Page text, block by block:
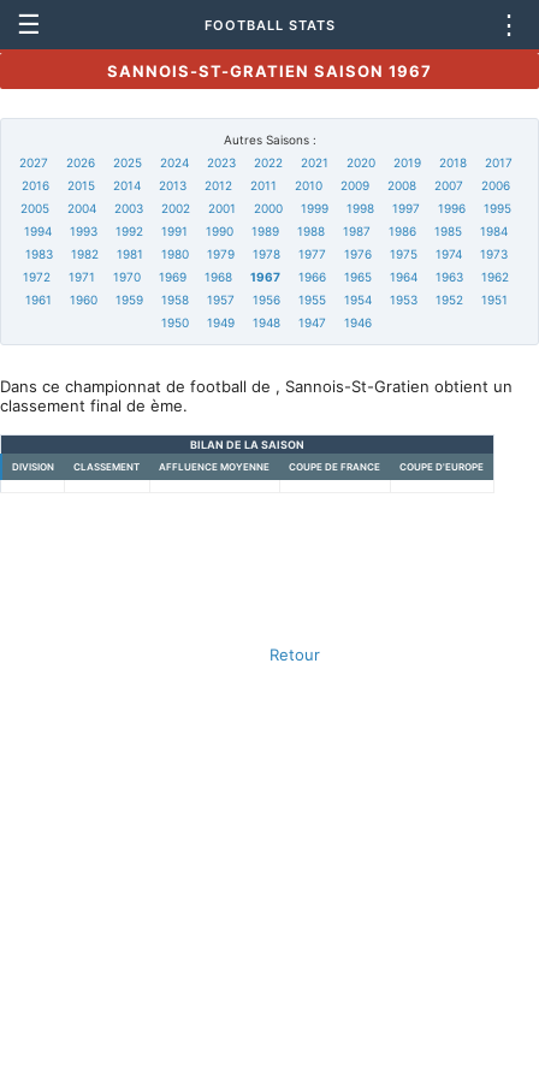
☰ FOOTBALL STATS ⋮
SANNOIS-ST-GRATIEN SAISON 1967
Autres Saisons :
2027
2026 2025 2024 2023 2022 2021 2020 2019 2018
2017
2016
2015 2014 2013 2012 2011 2010 2009 2008 2007
2006
2005
2004 2003 2002 2001 2000 1999 1998 1997 1996
1995
1994
1993 1992 1991 1990 1989 1988 1987 1986 1985
1984
1983
1982 1981 1980 1979 1978 1977 1976 1975 1974
1973
1972
1971 1970 1969 1968 1967 1966 1965 1964 1963
1962
1961
1960 1959 1958 1957 1956 1955 1954 1953 1952
1951
1950
1949 1948 1947 1946
Dans ce championnat de football de , Sannois-St-Gratien obtient un
classement final de ème.
BILAN DE LA SAISON
DIVISION CLASSEMENT AFFLUENCE MOYENNE COUPE DE FRANCE COUPE D'EUROPE
Retour